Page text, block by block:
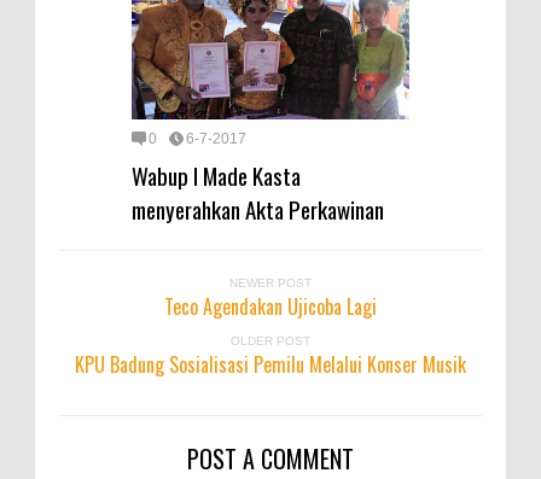
0 6-7-2017
Wabup I Made Kasta
menyerahkan Akta Perkawinan
NEWER POST
Teco Agendakan Ujicoba Lagi
OLDER POST
KPU Badung Sosialisasi Pemilu Melalui Konser Musik
POST A COMMENT